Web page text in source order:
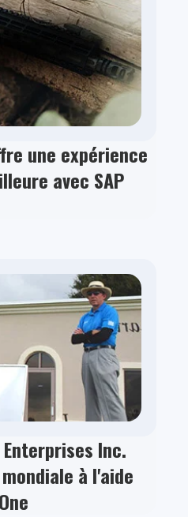
une expérience
avec SAP
Inc.
à l'aide